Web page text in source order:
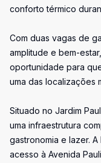
conforto térmico
Com duas vagas de
amplitude e bem-
oportunidade para
uma das localizações
Situado no Jardim
uma infraestrutura
gastronomia e lazer.
acesso à Avenida